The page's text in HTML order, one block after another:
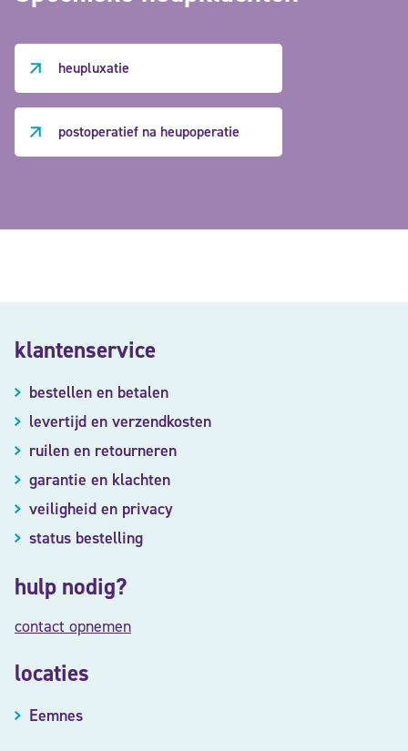
heupluxatie
postoperatief na heupoperatie
klantenservice
bestellen en betalen
levertijd en verzendkosten
ruilen en retourneren
garantie en klachten
veiligheid en privacy
status bestelling
hulp nodig?
contact opnemen
locaties
Eemnes